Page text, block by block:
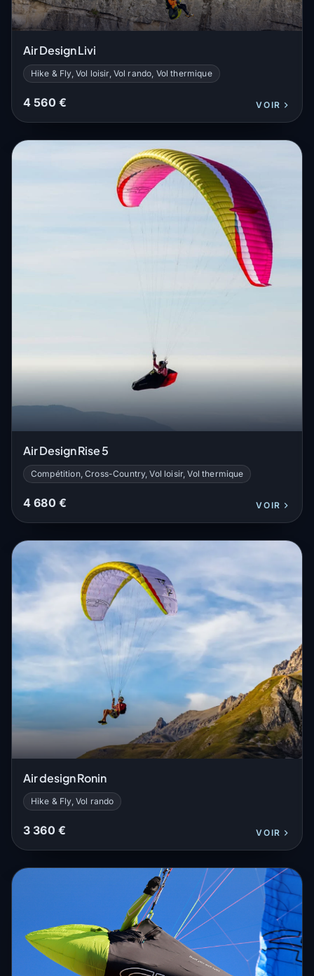
Air Design Livi
Hike & Fly, Vol loisir, Vol rando, Vol thermique
4 560 € VOIR
Air Design Rise 5
Compétition, Cross-Country, Vol loisir, Vol thermique
4 680 € VOIR
Air design Ronin
Hike & Fly, Vol rando
3 360 € VOIR